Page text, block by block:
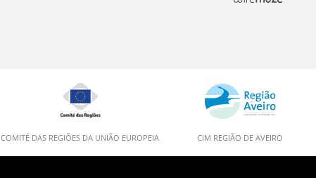
COMITÉ DAS REGIÕES DA UNIÃO EUROPEIA CIM REGIÃO DE AVEIRO